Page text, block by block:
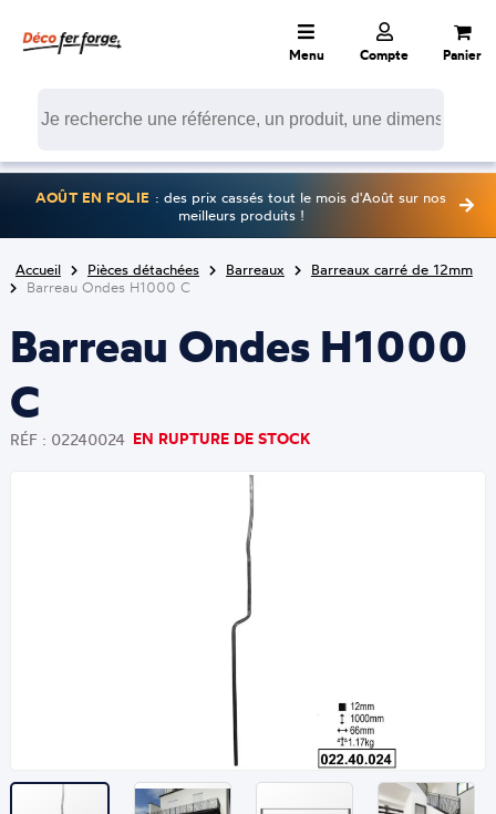
Menu Compte Panier
AOÛT EN FOLIE : des prix cassés tout le mois d'Août sur nos
meilleurs produits !
Accueil Pièces détachées Barreaux
Barreaux carré de 12mm
Barreau Ondes H1000 C
Barreau Ondes H1000
C
RÉF : 02240024 EN RUPTURE DE STOCK